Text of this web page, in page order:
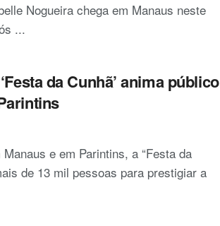
Nogueira chega em Manaus neste
...
da Cunhã’ anima público
e em Parintins, a “Festa da
de 13 mil pessoas para prestigiar a